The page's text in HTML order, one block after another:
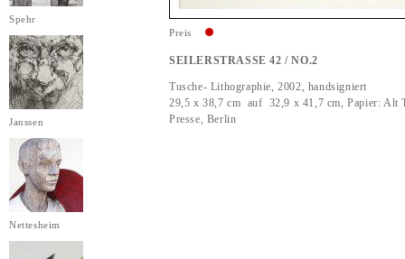
Spehr
Janssen
Nettesheim
Preis
SEILERSTRASSE 42 / NO.2
Tusche- Lithographie, 2002, handsigniert
29,5 x 38,7 cm auf 32,9 x 41,7 cm, Papier: Alt
Presse, Berlin